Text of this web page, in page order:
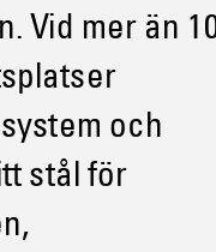
Vid mer än
och
stål för